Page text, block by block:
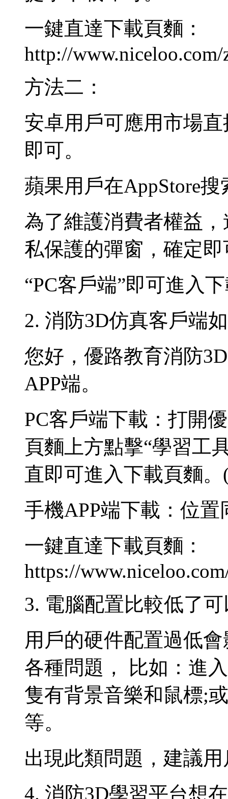
一鍵直達下載頁麵：
http://
方法二：
安卓用戶可應用市場
即可。
蘋果用戶在AppStore
為了維護消費者權益
私保護的彈窗，確定即
“PC客戶端”即可進入
2. 消防3D仿真客戶端
您好，優路教育消防
APP端。
PC客戶端下載：打開
頁麵上方點擊“學習工
直即可進入下載頁麵
手機APP端下載：位置
一鍵直達下載頁麵：
https://
3. 電腦配置比較低了
用戶的硬件配置過低
各種問題， 比如：進
隻有背景音樂和鼠標;
等。
出現此類問題，建議
4. 消防3D學習平台想